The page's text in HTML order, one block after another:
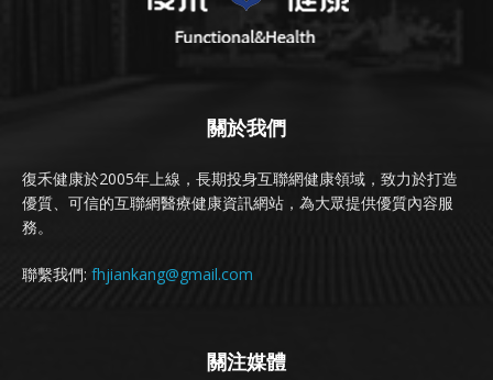
關於我們
復禾健康於2005年上線，長期投身互聯網健康領域，致力於打造
優質、可信的互聯網醫療健康資訊網站，為大眾提供優質內容服
務。
聯繫我們: fhjiankang@gmail.com
關注媒體